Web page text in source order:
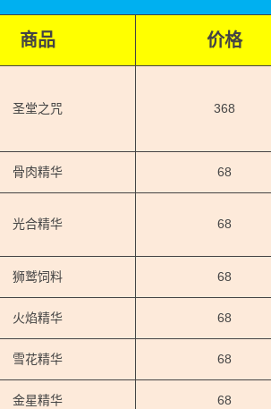
商品 价格
圣堂之咒 368
骨肉精华 68
光合精华 68
狮鹫饲料 68
火焰精华 68
雪花精华 68
金星精华 68